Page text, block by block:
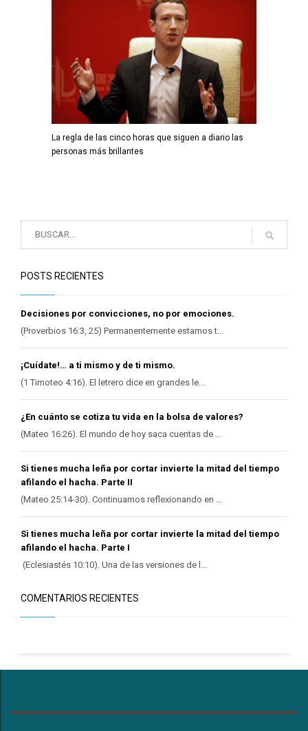
La regla de las cinco horas que siguen a diario las
personas más brillantes
POSTS RECIENTES
Decisiones por convicciones, no por emociones.
(Proverbios 16:3, 25) Permanentemente estamos t...
¡Cuídate!… a ti mismo y de ti mismo.
(1 Timoteo 4:16). El letrero dice en grandes le...
¿En cuánto se cotiza tu vida en la bolsa de valores?
(Mateo 16:26). El mundo de hoy saca cuentas de ...
Si tienes mucha leña por cortar invierte la mitad del tiempo
afilando el hacha. Parte II
(Mateo 25:14-30). Continuamos reflexionando en ...
Si tienes mucha leña por cortar invierte la mitad del tiempo
afilando el hacha. Parte I
(Eclesiastés 10:10). Una de las versiones de l...
COMENTARIOS RECIENTES